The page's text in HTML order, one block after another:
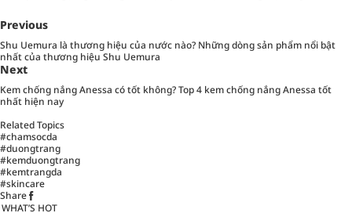
Previous
Shu Uemura là thương hiệu của nước nào? Những dòng sản phẩm nổi bật
nhất của thương hiệu Shu Uemura
Next
Kem chống nắng Anessa có tốt không? Top 4 kem chống nắng Anessa tốt
nhất hiện nay
Related Topics
#chamsocda
#duongtrang
#kemduongtrang
#kemtrangda
#skincare
Share
WHAT’S HOT